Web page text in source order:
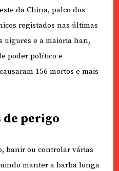
da China, palco dos
registados nas últimas
uigures e a maioria han,
poder político e
156 mortos e mais
de perigo
banir ou controlar várias
manter a barba longa